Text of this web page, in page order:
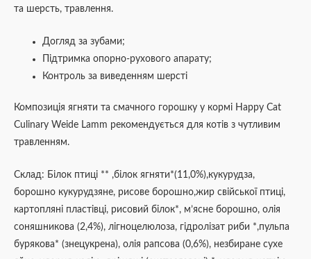
та шерсть, травлення.
Догляд за зубами;
Підтримка опорно-рухового апарату;
Контроль за виведенням шерсті
Композиція ягняти та смачного горошку у кормі Happy Cat
Culinary Weide Lamm рекомендується для котів з чутливим
травленням.
Склад: Білок птиці ** ,білок ягняти*(11,0%),кукурудза,
борошно кукурудзяне, рисове борошно,жир свійської птиці,
картопляні пластівці, рисовий білок*, м’ясне борошно, олія
соняшникова (2,4%), лігноцелюлоза, гідролізат риби *,пульпа
бурякова* (знецукрена), олія рапсова (0,6%), незбиране сухе